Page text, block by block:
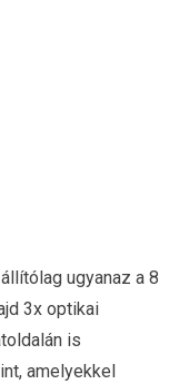
ugyanaz a 8
3x optikai
is
amelyekkel